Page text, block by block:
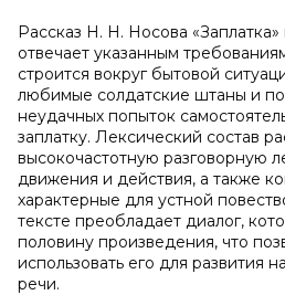
Рассказ Н. Н. Носова
отвечает указанным
строится вокруг бытовой
любимые солдатские штаны и
неудачных попыток
заплатку. Лексический состав
высокочастотную разговорную
движения и действия, а также
характерные для устной
тексте преобладает диалог,
половину произведения, что
использовать его для развития
речи.